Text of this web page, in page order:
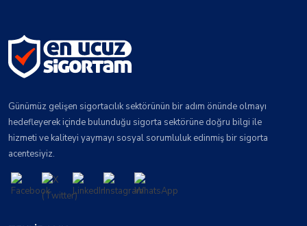
Günümüz gelişen sigortacılık sektörünün bir adım önünde olmayı
hedefleyerek içinde bulunduğu sigorta sektörüne doğru bilgi ile
hizmeti ve kaliteyi yaymayı sosyal sorumluluk edinmiş bir sigorta
acentesiyiz.